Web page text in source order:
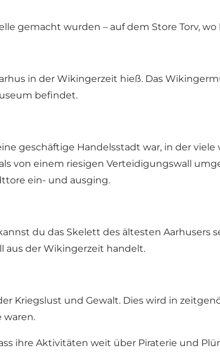
gemacht wurden – auf dem Store Torv,
in der Wikingerzeit hieß. Das
befindet.
geschäftige Handelsstadt war, in der
von einem riesigen Verteidigungswall
ein- und ausging.
du das Skelett des ältesten Aarhusers
aus der Wikingerzeit handelt.
und Gewalt. Dies wird in
waren.
ihre Aktivitäten weit über Piraterie und